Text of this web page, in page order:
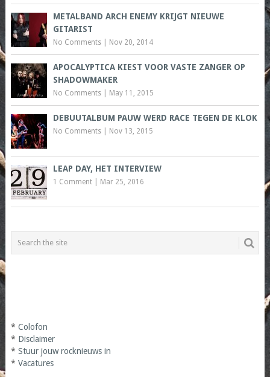
METALBAND ARCH ENEMY KRIJGT NIEUWE
GITARIST
No Comments| Nov 20, 2014
APOCALYPTICA KIEST VOOR VASTE ZANGER OP
SHADOWMAKER
No Comments| May 11, 2015
DEBUUTALBUM PAUW WERD RACE TEGEN DE KLOK
No Comments| Nov 13, 2015
LEAP DAY, HET INTERVIEW
1 Comment| Mar 25, 2016
* Colofon
* Disclaimer
* Stuur jouw rocknieuws in
* Vacatures